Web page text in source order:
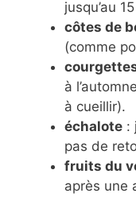
jusqu’au
côtes de
(comme
à
à cueillir).
échalote :
pas de
fruits du
après une